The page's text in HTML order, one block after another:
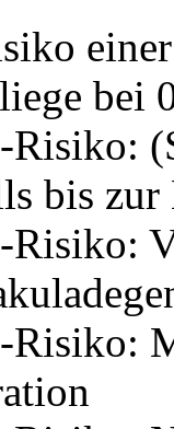
bei
Risiko:
bis
Risiko:
Risiko: